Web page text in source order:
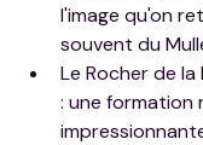
l'image qu'on
souvent du
Le Rocher de la
: une formation